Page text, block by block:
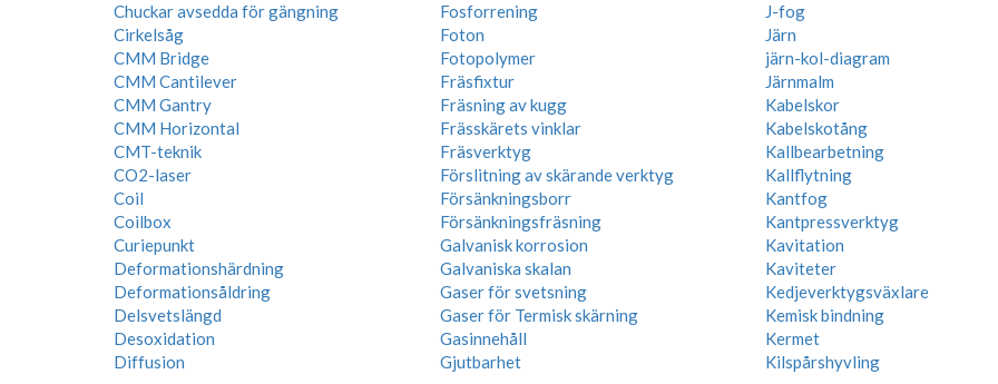
Chuckar avsedda för gängning
Cirkelsåg
CMM Bridge
CMM Cantilever
CMM Gantry
CMM Horizontal
CMT-teknik
CO2-laser
Coil
Coilbox
Curiepunkt
Deformationshärdning
Deformationsåldring
Delsvetslängd
Desoxidation
Diffusion
Fosforrening
Foton
Fotopolymer
Fräsfixtur
Fräsning av kugg
Frässkärets vinklar
Fräsverktyg
Förslitning av skärande verktyg
Försänkningsborr
Försänkningsfräsning
Galvanisk korrosion
Galvaniska skalan
Gaser för svetsning
Gaser för Termisk skärning
Gasinnehåll
Gjutbarhet
J-fog
Järn
järn-kol-diagram
Järnmalm
Kabelskor
Kabelskotång
Kallbearbetning
Kallflytning
Kantfog
Kantpressverktyg
Kavitation
Kaviteter
Kedjeverktygsväxlare
Kemisk bindning
Kermet
Kilspårshyvling